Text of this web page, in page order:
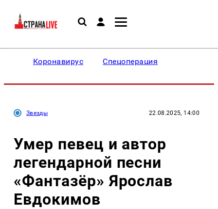
Коронавирус Спецоперация
Звезды 22.08.2025, 14:00
Умер певец и автор
легендарной песни
«Фантазёр» Ярослав
Евдокимов